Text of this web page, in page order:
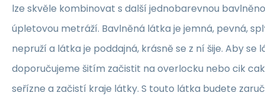
lze skvěle kombinovat s další jednobarevnou
úpletovou metráží. Bavlněná látka je jemná, pevná,
nepruží a látka je poddajná, krásně se z ní šije. Aby se
doporučujeme šitím začistit na overlocku nebo cik
seřízne a začistí kraje látky. S touto látka budete